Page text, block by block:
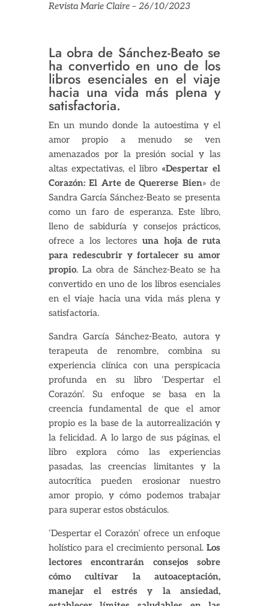
Revista Marie Claire – 26/10/2023
La obra de Sánchez-Beato se
ha convertido en uno de los
libros esenciales en el viaje
hacia una vida más plena y
satisfactoria.
En un mundo donde la autoestima y el
amor propio a menudo se ven
amenazados por la presión social y las
altas expectativas, el libro «Despertar el
Corazón: El Arte de Quererse Bien» de
Sandra García Sánchez-Beato se presenta
como un faro de esperanza. Este libro,
lleno de sabiduría y consejos prácticos,
ofrece a los lectores una hoja de ruta
para redescubrir y fortalecer su amor
propio. La obra de Sánchez-Beato se ha
convertido en uno de los libros esenciales
en el viaje hacia una vida más plena y
satisfactoria.
Sandra García Sánchez-Beato, autora y
terapeuta de renombre, combina su
experiencia clínica con una perspicacia
profunda en su libro ‘Despertar el
Corazón’. Su enfoque se basa en la
creencia fundamental de que el amor
propio es la base de la autorrealización y
la felicidad. A lo largo de sus páginas, el
libro explora cómo las experiencias
pasadas, las creencias limitantes y la
autocrítica pueden erosionar nuestro
amor propio, y cómo podemos trabajar
para superar estos obstáculos.
‘Despertar el Corazón’ ofrece un enfoque
holístico para el crecimiento personal.Los
lectores encontrarán consejos sobre
cómo cultivar la autoaceptación,
manejar el estrés y la ansiedad,